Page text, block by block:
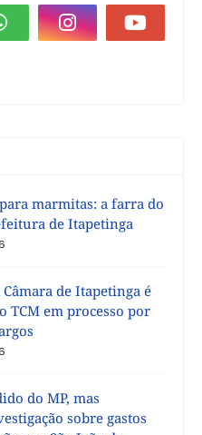
marmitas: a farra do
de Itapetinga
de Itapetinga é
TCM em processo por
do MP, mas
sobre gastos